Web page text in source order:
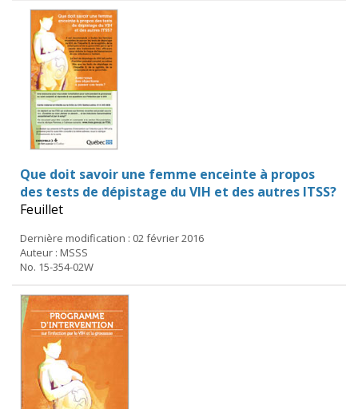
Que doit savoir une femme enceinte à propos
des tests de dépistage du VIH et des autres ITSS?
Feuillet
Dernière modification : 02 février 2016
Auteur : MSSS
No. 15-354-02W